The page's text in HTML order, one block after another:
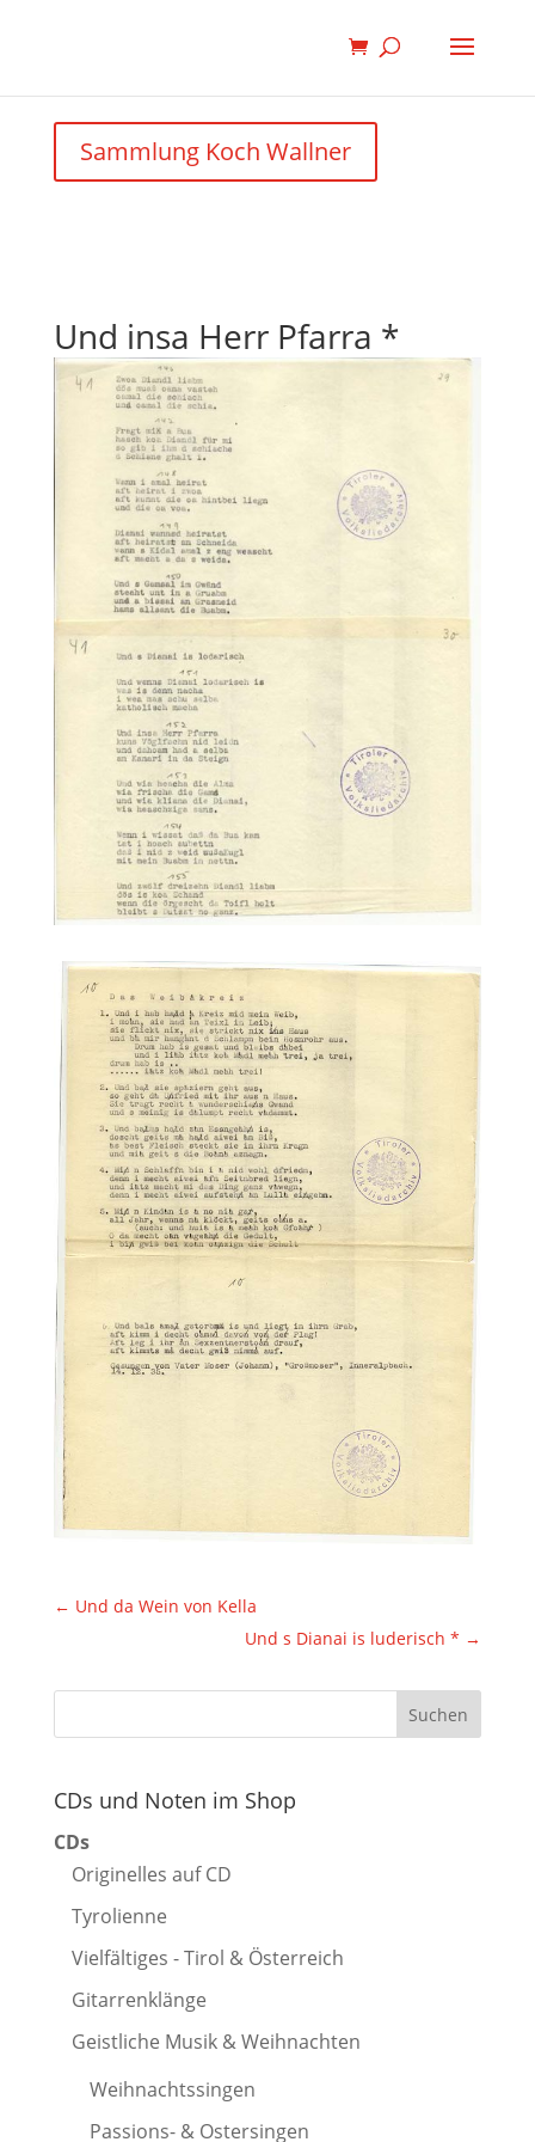
Sammlung Koch Wallner
Und insa Herr Pfarra *
← Und da Wein von Kella
Und s Dianai is luderisch * →
CDs und Noten im Shop
CDs
Originelles auf CD
Tyrolienne
Vielfältiges - Tirol & Österreich
Gitarrenklänge
Geistliche Musik & Weihnachten
Weihnachtssingen
Passions- & Ostersingen